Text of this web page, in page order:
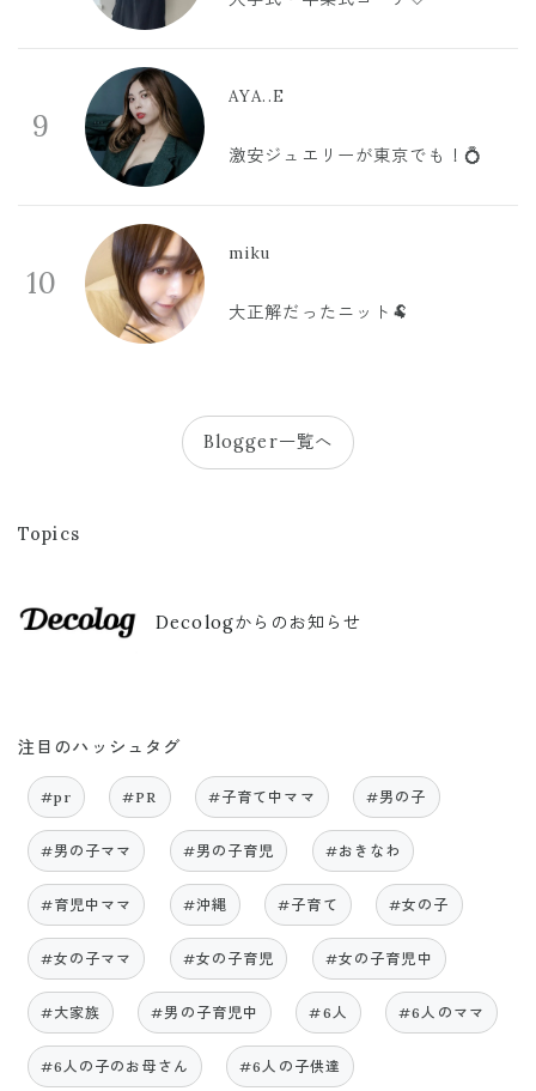
9
AYA..E
激安ジュエリーが東京でも！💍
10
miku
大正解だったニット🐏
Blogger一覧へ
Topics
Decologからのお知らせ
注目のハッシュタグ
#pr #PR #子育て中ママ #男の子
#男の子ママ #男の子育児 #おきなわ
#育児中ママ #沖縄 #子育て #女の子
#女の子ママ #女の子育児 #女の子育児中
#大家族 #男の子育児中 #6人 #6人のママ
#6人の子のお母さん #6人の子供達